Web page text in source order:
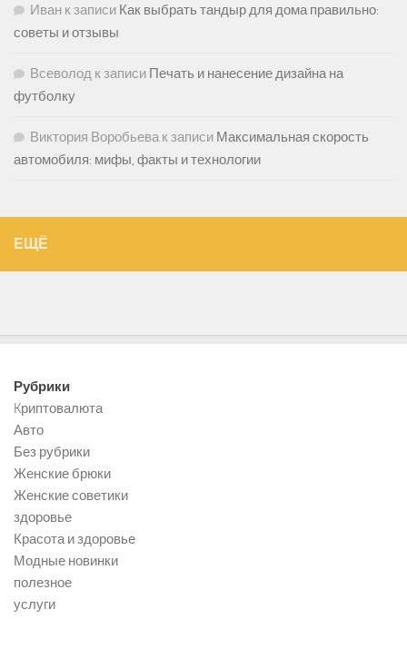
Иван к записи Как выбрать тандыр для дома правильно:
советы и отзывы
Всеволод к записи Печать и нанесение дизайна на
футболку
Виктория Воробьевак записи Максимальная скорость
автомобиля: мифы, факты и технологии
ЕЩЁ
Рубрики
Kриптовалюта
Авто
Без рубрики
Женские брюки
Женские советики
здоровье
Красота и здоровье
Модные новинки
полезное
услуги